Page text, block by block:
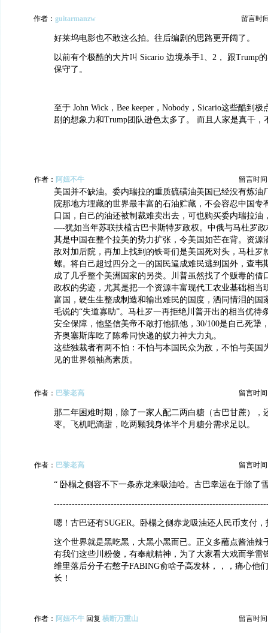
作者： guitarmanzw 留言时
好莱坞电影也不敢这么拍。往后编剧的思路更开阔了。
以前有个极酷的大片叫 Sicario 边境杀手1、2， 跟Trump
保守了。
至于 John Wick，Bee keeper，Nobody，Sicario这些酷到
剧的想象力和Trump团队逊色太多了。 而且人家是真干，
作者： 阿妞不牛 留言时间
美国并不缺油。委内瑞拉的重质硫磺油美国已经没有炼油
院那地方埋藏的世界最丰富的石油贮藏，不会容忍中国专
口国，自己的油还被制裁难卖出去，可也购买委内瑞拉油
—-犹如当年苏联扶植古巴卡斯特罗政权。中俄与马杜罗
其是中国在整个拉美的势力扩张，令美国如芒在背。资源
敌对加后院，再加上找到的铁哥们是美国死对头，马杜罗
螺。将自己超过四分之一的国民逼成难民逃到国外，查韦
成了几乎整个美洲国家的另类。川普虽然找了个贩毒的借
政权的劣迹，尤其是把一个资源丰富现代工农业基础相当
富国，硬生生整成制造和输出难民的国度，洒同情泪的国
毛说的“失道寡助”。马杜罗一再拒绝川普开出的相当优待
安全保障，他坚信美帝不敢打他抓他，30/100是自己死犟
齐奥塞斯库吃了陈希同快递的蚁力神大力丸。
这些独裁者有两不怕：不怕与本国民众为敌，不怕与美国
见的世界领袖高素质。
作者： 巴黎老高 留言时间
那二年困难时期，除了一家人配二两白糖（古巴甘蔗），
枣。飞机吧滴甜，吃两颗我身体半个月糖分需求足以。
作者： 巴黎老高 留言时间
“ 卧榻之侧容不下一条赤龙来吸油哈。古巴幸运在于除了
嗯！古巴还有SUGER。卧榻之侧赤龙吸油还人民币支付，
这个世界就是黑吃黑，大黑小黑而已。正义多蘸点酱油辣
有我们这些川粉傻，有奉献精神，为了大家看大戏而学雷
维里落后分子右憋子FABING俞啥子高发林，，，痛心他
长！
作者： 阿妞不牛 回复 横断万重山 留言时间